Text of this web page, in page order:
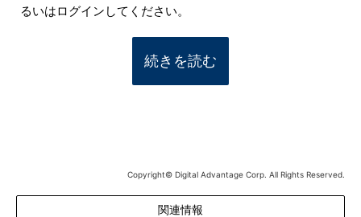
るいはログインしてください。
続きを読む
Copyright© Digital Advantage Corp. All Rights Reserved.
関連情報